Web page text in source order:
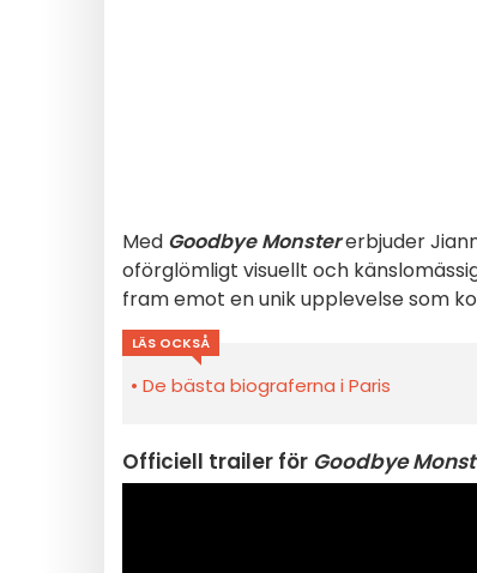
Med Goodbye Monstererbjuder
oförglömligt visuellt och
fram emot en unik upplevelse som
LÄS OCKSÅ
De bästa biograferna i Paris
Officiell trailer för Goodbye